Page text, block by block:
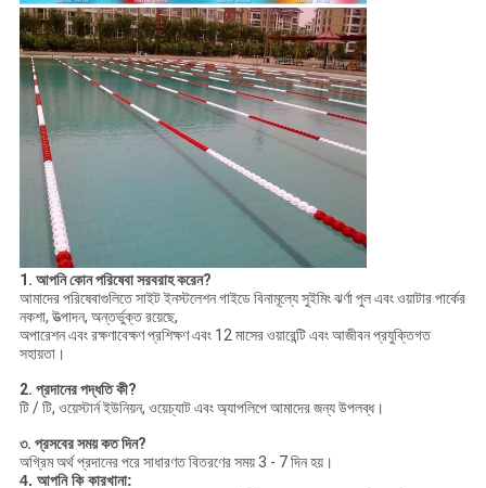
1. আপনি কোন পরিষেবা সরবরাহ করেন?
আমাদের পরিষেবাগুলিতে সাইট ইনস্টলেশন গাইডে বিনামূল্যে সুইমিং ঝর্ণা পুল এবং ওয়াটার পার্কের
নকশা, উত্পাদন, অন্তর্ভুক্ত রয়েছে,
অপারেশন এবং রক্ষণাবেক্ষণ প্রশিক্ষণ এবং 12 মাসের ওয়ারেন্টি এবং আজীবন প্রযুক্তিগত
সহায়তা।
2. প্রদানের পদ্ধতি কী?
টি / টি, ওয়েস্টার্ন ইউনিয়ন, ওয়েচ্যাট এবং অ্যাপলিপে আমাদের জন্য উপলব্ধ।
৩. প্রসবের সময় কত দিন?
অগ্রিম অর্থ প্রদানের পরে সাধারণত বিতরণের সময় 3 - 7 দিন হয়।
4. আপনি কি কারখানা: